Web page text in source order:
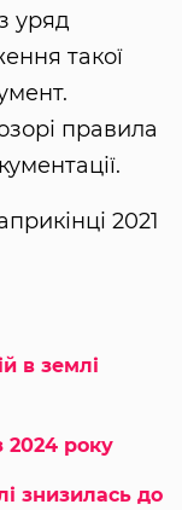
уряд
такої
правила
2021
в землі
2024 року
знизилась до